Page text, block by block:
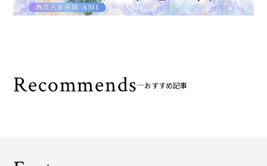
Recommends おすすめ記事